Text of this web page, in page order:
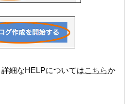
細なHELPについてはこちらか